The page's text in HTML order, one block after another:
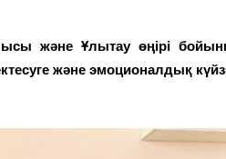
және Ұлытау өңірі
және эмоционалдық